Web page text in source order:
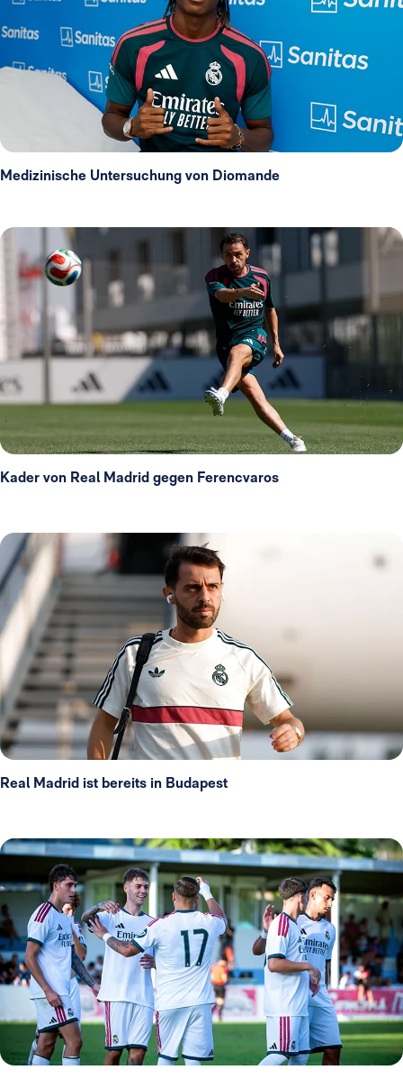
Medizinische Untersuchung von Diomande
Kader von Real Madrid gegen Ferencvaros
Real Madrid ist bereits in Budapest